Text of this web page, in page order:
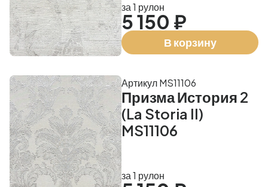
за 1 рулон
5 150 ₽
В корзину
Призма История 2
(La Storia II)
MS11106
Артикул MS11106
за 1 рулон